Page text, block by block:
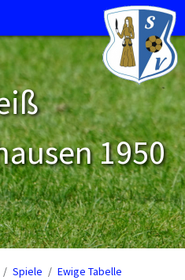
1950
Spiele
Ewige Tabelle